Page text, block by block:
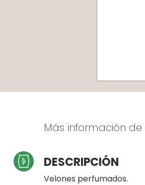
Más información de
DESCRIPCIÓN
Velones perfumados.